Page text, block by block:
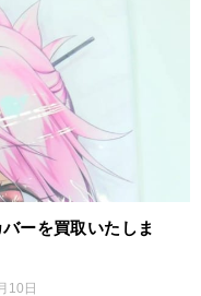
ーを買取いたしま
10日